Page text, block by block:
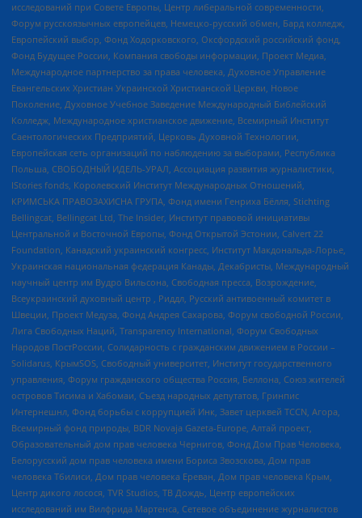
исследований при Совете Европы, Центр либеральной современности,
Форум русскоязычных европейцев, Немецко-русский обмен, Бард колледж,
Европейский выбор, Фонд Ходорковского, Оксфордский российский фонд,
Фонд Будущее России, Компания свободы информации, Проект Медиа,
Международное партнерство за права человека, Духовное Управление
Евангельских Христиан Украинской Христианской Церкви, Новое
Поколение, Духовное Учебное Заведение Международный Библейский
Колледж, Международное христианское движение, Всемирный Институт
Саентологических Предприятий, Церковь Духовной Технологии,
Европейская сеть организаций по наблюдению за выборами, Республика
Польша, СВОБОДНЫЙ ИДЕЛЬ-УРАЛ, Ассоциация развития журналистики,
IStories fonds, Королевский Институт Международных Отношений,
КРИМСЬКА ПРАВОЗАХИСНА ГРУПА, Фонд имени Генриха Бёлля, Stichting
Bellingcat, Bellingcat Ltd, The Insider, Институт правовой инициативы
Центральной и Восточной Европы, Фонд Открытой Эстонии, Calvert 22
Foundation, Канадский украинский конгресс, Институт Макдональда-Лорье,
Украинская национальная федерация Канады, Декабристы, Международный
научный центр им Вудро Вильсона, Свободная пресса, Возрождение,
Всеукраинский духовный центр , Риддл, Русский антивоенный комитет в
Швеции, Проект Медуза, Фонд Андрея Сахарова, Форум свободной России,
Лига Свободных Наций, Transparеncy International, Форум Свободных
Народов ПостРоссии, Солидарность с гражданским движением в России –
Solidarus, КрымSOS, Свободный университет, Институт государственного
управления, Форум гражданского общества Россия, Беллона, Союз жителей
островов Тисима и Хабомаи, Съезд народных депутатов, Гринпис
Интернешнл, Фонд борьбы с коррупцией Инк, Завет церквей TCCN, Агора,
Всемирный фонд природы, BDR Novaja Gazeta-Europe, Алтай проект,
Образовательный дом прав человека Чернигов, Фонд Дом Прав Человека,
Белорусский дом прав человека имени Бориса Звозскова, Дом прав
человека Тбилиси, Дом прав человека Ереван, Дом прав человека Крым,
Центр дикого лосося, TVR Studios, ТВ Дождь, Центр европейских
исследований им Вилфрида Мартенса, Сетевое объединение журналистов